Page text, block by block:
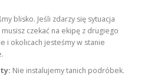
blisko. Jeśli zdarzy się sytuacja
czekać na ekipę z drugiego
i okolicach jesteśmy w stanie
Nie instalujemy tanich podróbek.